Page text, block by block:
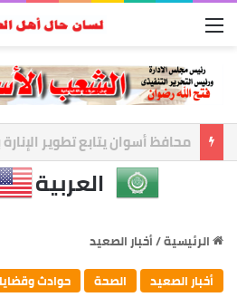
القائمة
العربية
الرئيسية/أخبار الصعيد
أخبار الصعيد
الصحة حوادث وقضايا